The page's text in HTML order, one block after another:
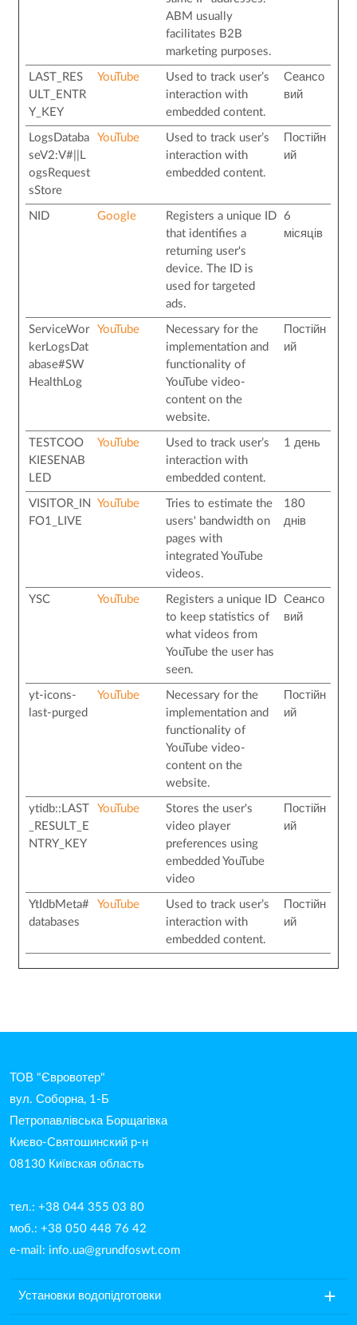
ABM usually
facilitates B2B
marketing purposes.
LAST_RES
ULT_ENTR
Y_KEY
YouTube
Used to track user’s
interaction with
embedded content.
Сеансо
вий
LogsDataba
seV2:V#||L
ogsRequest
sStore
YouTube
Used to track user’s
interaction with
embedded content.
Постійн
ий
NID Google
Registers a unique ID
that identifies a
returning user's
device. The ID is
used for targeted
ads.
6
місяців
ServiceWor
kerLogsDat
abase#SW
HealthLog
YouTube
Necessary for the
implementation and
functionality of
YouTube video-
content on the
website.
Постійн
ий
TESTCOO
KIESENAB
LED
YouTube
Used to track user’s
interaction with
embedded content.
1 день
VISITOR_IN
FO1_LIVE
YouTube
Tries to estimate the
users' bandwidth on
pages with
integrated YouTube
videos.
180
днів
YSC YouTube
Registers a unique ID
to keep statistics of
what videos from
YouTube the user has
seen.
Сеансо
вий
yt-icons-
last-purged
YouTube
Necessary for the
implementation and
functionality of
YouTube video-
content on the
website.
Постійн
ий
ytidb::LAST
_RESULT_E
NTRY_KEY
YouTube
Stores the user's
video player
preferences using
embedded YouTube
video
Постійн
ий
YtIdbMeta#
databases
YouTube
Used to track user’s
interaction with
embedded content.
Постійн
ий
ТОВ "Євровотер"
вул. Соборна, 1-Б
Петропавлівська Борщагівка
Києво-Святошинский р-н
08130 Київская область
тел.: +38 044 355 03 80
моб.: +38 050 448 76 42
e-mail: info.ua@grundfoswt.com
Установки водопідготовки
add